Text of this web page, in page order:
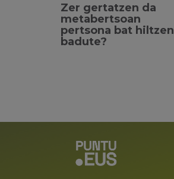
Zer gertatzen da
metabertsoan
pertsona bat hiltzen
badute?